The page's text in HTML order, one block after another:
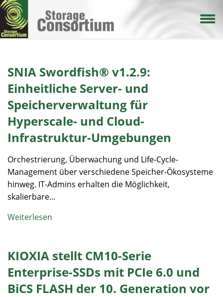
Direkt
zum
Inhalt
SNIA Swordfish® v1.2.9:
Einheitliche Server- und
Speicherverwaltung für
Hyperscale- und Cloud-
Infrastruktur-Umgebungen
Orchestrierung, Überwachung und Life-Cycle-
Management über verschiedene Speicher-Ökosysteme
hinweg. IT-Admins erhalten die Möglichkeit,
skalierbare...
Weiterlesen
KIOXIA stellt CM10-Serie
Enterprise-SSDs mit PCIe 6.0 und
BiCS FLASH der 10. Generation vor